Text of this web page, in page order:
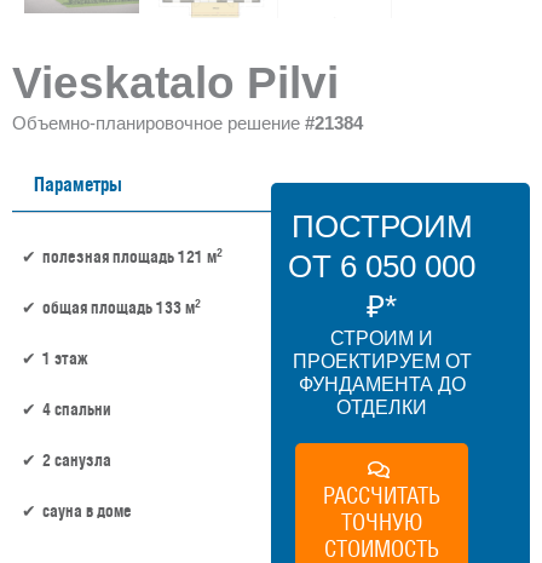
Vieskatalo Pilvi
Объемно-планировочное решение #21384
Параметры
полезная площадь 121 м2
общая площадь 133 м2
1 этаж
4 спальни
2 санузла
сауна в доме
ПОСТРОИМ
ОТ 6 050 000
₽*
СТРОИМ И
ПРОЕКТИРУЕМ ОТ
ФУНДАМЕНТА ДО
ОТДЕЛКИ
РАССЧИТАТЬ
ТОЧНУЮ
СТОИМОСТЬ